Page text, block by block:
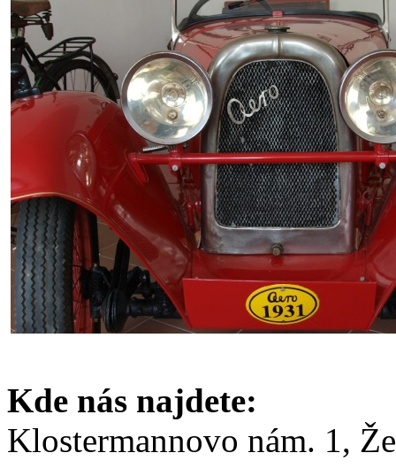
Kde nás najdete:
Klostermannovo nám. 1,